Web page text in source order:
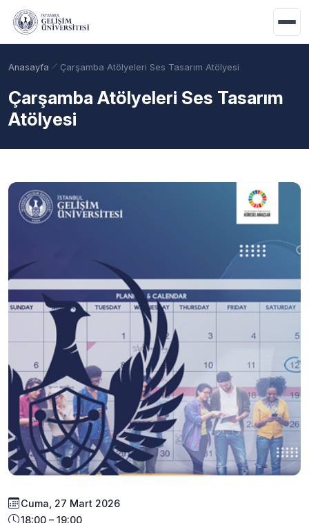
Ana içeriğe geç
Anasayfa Çarşamba Atölyeleri Ses Tasarım Atölyesi
Çarşamba Atölyeleri Ses Tasarım
Atölyesi
Cuma, 27 Mart 2026
18:00 – 19:00